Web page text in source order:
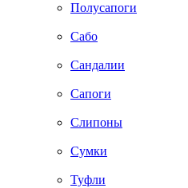
Полусапоги
Сабо
Сандалии
Сапоги
Слипоны
Сумки
Туфли